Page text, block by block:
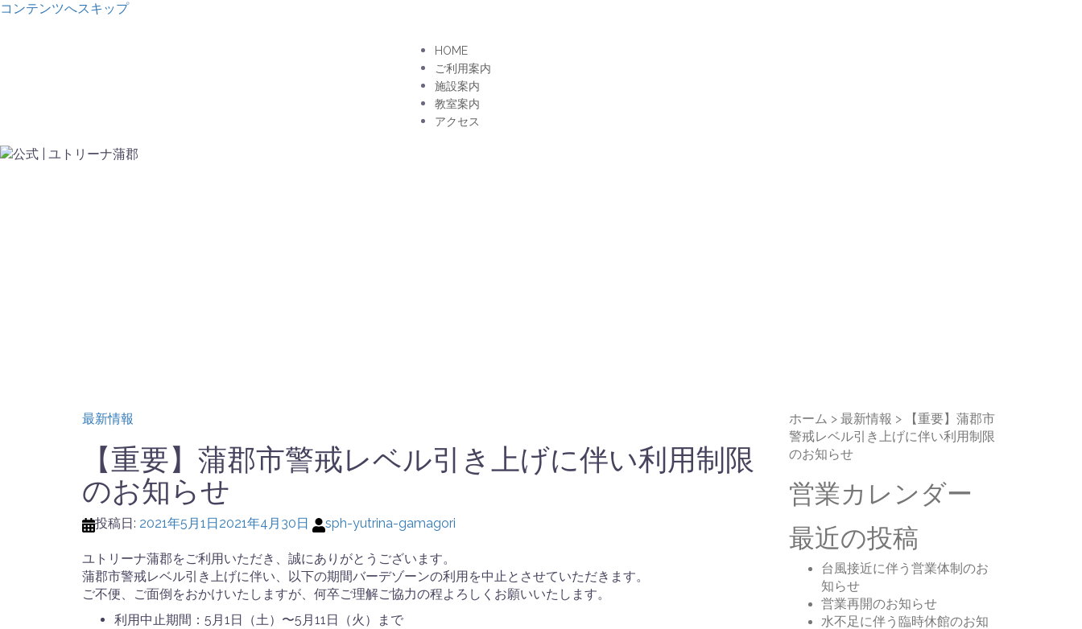
コンテンツへスキップ
HOME
ご利用案内
施設案内
教室案内
アクセス
最新情報
【重要】蒲郡市警戒レベル引き上げに伴い利用制限
のお知らせ
投稿日: 2021年5月1日2021年4月30日 sph-yutrina-gamagori
ユトリーナ蒲郡をご利用いただき、誠にありがとうございます。
蒲郡市警戒レベル引き上げに伴い、以下の期間バーデゾーンの利用を中止とさせていただきます。
ご不便、ご面倒をおかけいたしますが、何卒ご理解ご協力の程よろしくお願いいたします。
利用中止期間：5月1日（土）〜5月11日（火）まで
ホーム > 最新情報 >
【重要】蒲郡市
警戒レベル引き上げに伴い利用制限
のお知らせ
営業カレンダー
最近の投稿
台風接近に伴う営業体制のお
知らせ
営業再開のお知らせ
水不足に伴う臨時休館のお知